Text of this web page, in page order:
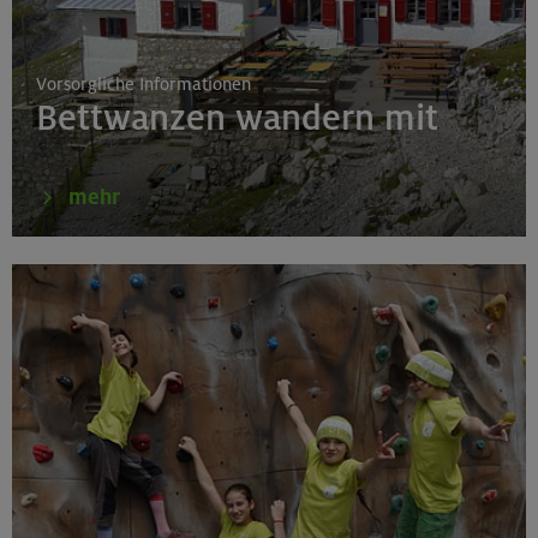
München
16.08.26
Schnupperkletterkurs indoor
18.08.26
Klettertreff Kids in den Sommerferien für 8-12 Jährige
Gilching
Vorsorgliche Informationen
Bettwanzen wandern mit
mehr